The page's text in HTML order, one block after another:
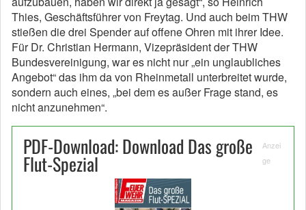
Thies, Geschäftsführer von Freytag. Und auch beim THW
stießen die drei Spender auf offene Ohren mit ihrer Idee.
Für Dr. Christian Hermann, Vizepräsident der THW
Bundesvereinigung, war es nicht nur „ein unglaubliches
Angebot“ das ihm da von Rheinmetall unterbreitet wurde,
sondern auch eines, „bei dem es außer Frage stand, es
nicht anzunehmen“.
PDF-Download: Download Das große
Flut-Spezial
Anzei
ge